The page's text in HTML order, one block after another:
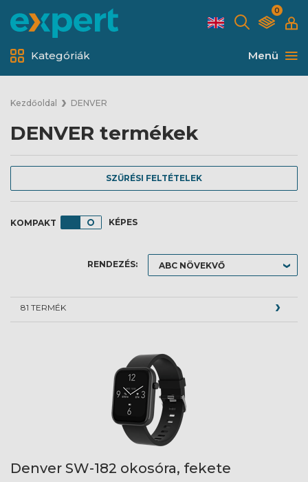
0
Menü
Kategóriák
Kezdőoldal DENVER
DENVER termékek
SZŰRÉSI FELTÉTELEK
KÉPES
RENDEZÉS:
81 TERMÉK
Denver SW-182 okosóra, fekete